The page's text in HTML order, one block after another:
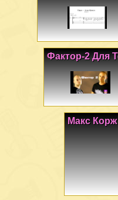
Фактор-2 Для
Макс